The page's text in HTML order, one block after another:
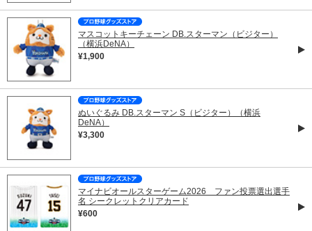
マスコットキーチェーン DB.スターマン（ビジター）
（横浜DeNA）
¥1,900
ぬいぐるみ DB.スターマン S（ビジター）（横浜
DeNA）
¥3,300
マイナビオールスターゲーム2026 ファン投票選出選手
名 シークレットクリアカード
¥600